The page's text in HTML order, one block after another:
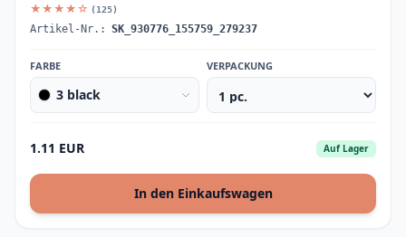
★★★★☆ (125)
Artikel-Nr.: SK_930776_155759_279237
FARBE
3 black
VERPACKUNG
1.11 EUR Auf Lager
In den Einkaufswagen